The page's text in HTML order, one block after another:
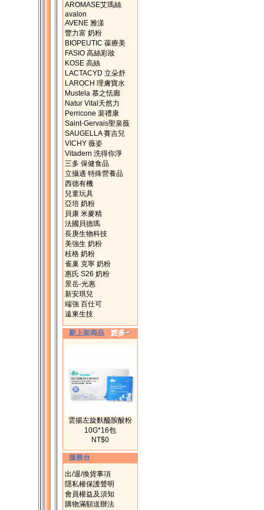
AROMASE艾瑪絲
avalon
AVENE 雅漾
豐力富 奶粉
BIOPEUTIC 葆療美
FASIO 高絲彩妝
KOSE 高絲
LACTACYD 立朵舒
LAROCH 理膚寶水
Mustela 慕之恬廊
Natur Vital天然力
Perricone 裴禮康
Saint-Gervais聖泉薇
SAUGELLA 賽吉兒
VICHY 薇姿
Vitadern 洗得你淨
三多 保健食品
立攝適 特殊營養品
西德有機
兒童玩具
亞培 奶粉
貝康 米麥精
法國貝德瑪
長庚生物科技
美強生 奶粉
桂格 奶粉
雀巢 克寧 奶粉
惠氏 S26 奶粉
景岳-光惠
新安琪兒
端強 百仕可
遠東生技
新上架商品
雲揚左旋麩醯胺酸粉
10G*16包
NT$0
服務台
出/退/換貨事項
隱私權保護聲明
會員權益及須知
購物滿額送辦法